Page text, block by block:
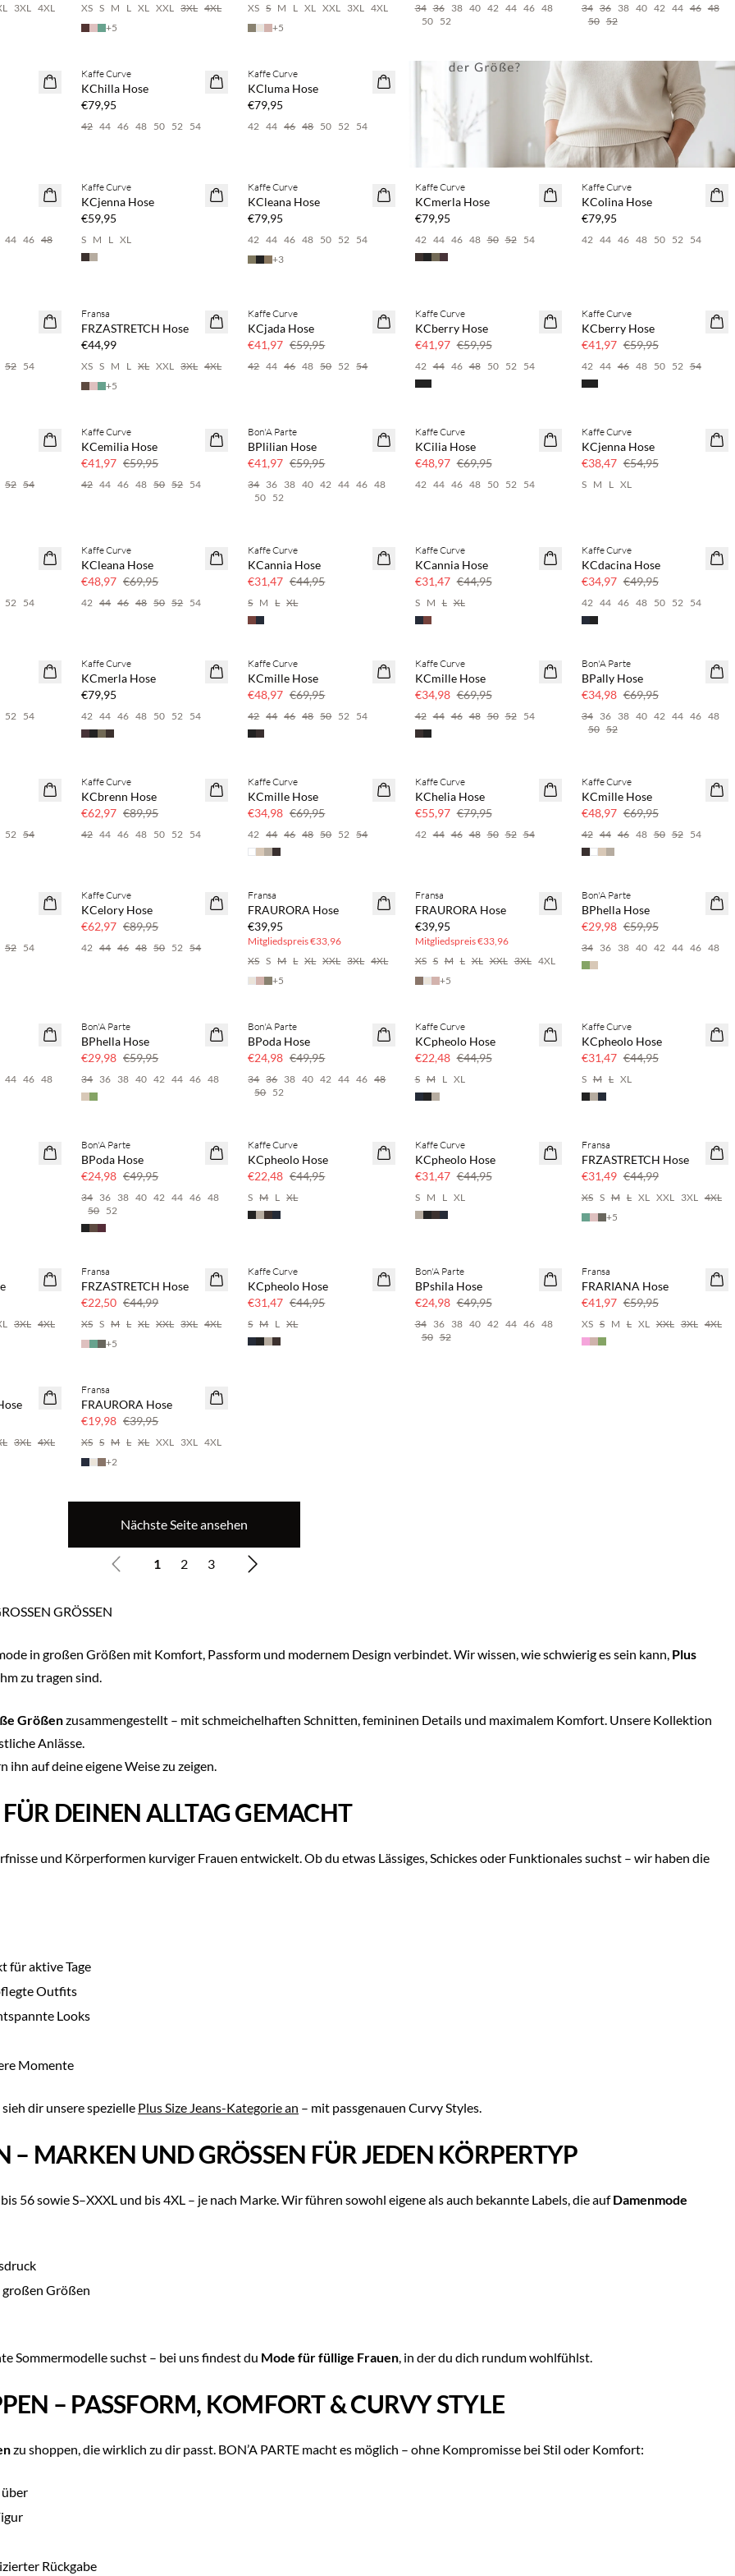
3XL 4XL
XS S M L XL XXL 3XL 4XL
+5
XS S M L XL XXL 3XL 4XL
+5
34 36 38 40 42 44 46 48
50
52
34 36 38 40 42 44 46 48
50 52
NEUHEITEN
Kaffe Curve
KChilla Hose
€79,95
42 44 46 48 50 52 54
NEUHEITEN
Kaffe Curve
KCluma Hose
€79,95
42 44 46 48 50 52 54
44 46 48
NEUHEITEN
Kaffe Curve
KCjenna Hose
€59,95
S M L XL
NEUHEITEN
Kaffe Curve
KCleana Hose
€79,95
42 44 46 48 50 52 54
+3
NEUHEITEN
Kaffe Curve
KCmerla Hose
€79,95
42 44 46 48 50 52 54
NEUHEITEN
Kaufe mind. 2 & spare 20 %
Kaffe Curve
KColina Hose
€79,95
42 44 46 48 50 52 54
52 54
NEUHEITEN
Fransa
FRZASTRETCH Hose
€44,99
XS S M L XL XXL 3XL 4XL
+5
SAVE20
30 % Rabatt
Kaffe Curve
KCjada Hose
€41,97 €59,95
42 44 46 48 50 52 54
SAVE20
30 % Rabatt
Kaffe Curve
KCberry Hose
€41,97 €59,95
42 44 46 48 50 52 54
SAVE20
30 % Rabatt
Kaffe Curve
KCberry Hose
€41,97 €59,95
42 44 46 48 50 52 54
52 54
SAVE20
Kaffe Curve
KCemilia Hose
€41,97 €59,95
42 44 46 48 50 52 54
SAVE20
Bon'A Parte
BPlilian Hose
€41,97 €59,95
34 36 38 40 42 44 46 48
50 52
SAVE20
Kaffe Curve
KCilia Hose
€48,97 €69,95
42 44 46 48 50 52 54
SAVE20
30 % Rabatt
Kaffe Curve
KCjenna Hose
€38,47 €54,95
S M L XL
52 54
SAVE20
Kaffe Curve
KCleana Hose
€48,97 €69,95
42 44 46 48 50 52 54
SAVE20
Kaffe Curve
KCannia Hose
€31,47 €44,95
S M L XL
SAVE20
Kaffe Curve
KCannia Hose
€31,47 €44,95
S M L XL
SAVE20
Kaffe Curve
KCdacina Hose
€34,97 €49,95
42 44 46 48 50 52 54
52 54
NEUHEITEN
Kaffe Curve
KCmerla Hose
€79,95
42 44 46 48 50 52 54
SAVE20
Kaffe Curve
KCmille Hose
€48,97 €69,95
42 44 46 48 50 52 54
SAVE20
Kaffe Curve
KCmille Hose
€34,98 €69,95
42 44 46 48 50 52 54
SAVE20
50 % Rabatt
Bon'A Parte
BPally Hose
€34,98 €69,95
34 36 38 40 42 44 46 48
50 52
52 54
SAVE20
Kaffe Curve
KCbrenn Hose
€62,97 €89,95
42 44 46 48 50 52 54
SAVE20
Kaffe Curve
KCmille Hose
€34,98 €69,95
42 44 46 48 50 52 54
SAVE20
Kaffe Curve
KChelia Hose
€55,97 €79,95
42 44 46 48 50 52 54
SAVE20
Kaffe Curve
KCmille Hose
€48,97 €69,95
42 44 46 48 50 52 54
52 54
SAVE20
30 % Rabatt
Kaffe Curve
KCelory Hose
€62,97 €89,95
42 44 46 48 50 52 54
Fransa
FRAURORA Hose
€39,95
Mitgliedspreis€33,96
XS S M L XL XXL 3XL 4XL
+5
Fransa
FRAURORA Hose
€39,95
Mitgliedspreis€33,96
XS S M L XL XXL 3XL 4XL
+5
SAVE20
Bon'A Parte
BPhella Hose
€29,98 €59,95
34 36 38 40 42 44 46 48
44 46 48
SAVE20
Bon'A Parte
BPhella Hose
€29,98 €59,95
34 36 38 40 42 44 46 48
SAVE20
Bon'A Parte
BPoda Hose
€24,98 €49,95
34 36 38 40 42 44 46 48
50 52
SAVE20
50 % Rabatt
Kaffe Curve
KCpheolo Hose
€22,48 €44,95
S M L XL
SAVE20
30 % Rabatt
Kaffe Curve
KCpheolo Hose
€31,47 €44,95
S M L XL
SAVE20
Bon'A Parte
BPoda Hose
€24,98 €49,95
34 36 38 40 42 44 46 48
50 52
SAVE20
50 % Rabatt
Kaffe Curve
KCpheolo Hose
€22,48 €44,95
S M L XL
SAVE20
30 % Rabatt
Kaffe Curve
KCpheolo Hose
€31,47 €44,95
S M L XL
SAVE20
Fransa
FRZASTRETCH Hose
€31,49 €44,99
XS S M L XL XXL 3XL 4XL
+5
3XL 4XL
SAVE20
Fransa
FRZASTRETCH Hose
€22,50 €44,99
XS S M L XL XXL 3XL 4XL
+5
SAVE20
30 % Rabatt
Kaffe Curve
KCpheolo Hose
€31,47 €44,95
S M L XL
SAVE20
Bon'A Parte
BPshila Hose
€24,98 €49,95
34 36 38 40 42 44 46 48
50 52
SAVE20
Fransa
FRARIANA Hose
€41,97 €59,95
XS S M L XL XXL 3XL 4XL
3XL 4XL
SAVE20
Fransa
FRAURORA Hose
€19,98 €39,95
XS S M L XL XXL 3XL 4XL
+2
Nächste Seite ansehen
1 2 3
GRÖSSEN
in großen Größen mit Komfort, Passform und modernem Design verbindet. Wir wissen, wie schwierig es sein kann, Plus
zu tragen sind.
Größenzusammengestellt – mit schmeichelhaften Schnitten, femininen Details und maximalem Komfort. Unsere Kollektion
Anlässe.
auf deine eigene Weise zu zeigen.
DEINEN ALLTAG GEMACHT
und Körperformen kurviger Frauen entwickelt. Ob du etwas Lässiges, Schickes oder Funktionales suchst – wir haben die
für aktive Tage
Outfits
Looks
Momente
dir unsere spezielle Plus Size Jeans-Kategorie an – mit passgenauen Curvy Styles.
– MARKEN UND GRÖSSEN FÜR JEDEN KÖRPERTYP
56 sowie S–XXXL und bis 4XL – je nach Marke. Wir führen sowohl eigene als auch bekannte Labels, die aufDamenmode
großen Größen
Sommermodelle suchst – bei uns findest du Mode für füllige Frauen, in der du dich rundum wohlfühlst.
– PASSFORM, KOMFORT & CURVY STYLE
zu shoppen, die wirklich zu dir passt. BON’A PARTE macht es möglich – ohne Kompromisse bei Stil oder Komfort:
über
Rückgabe